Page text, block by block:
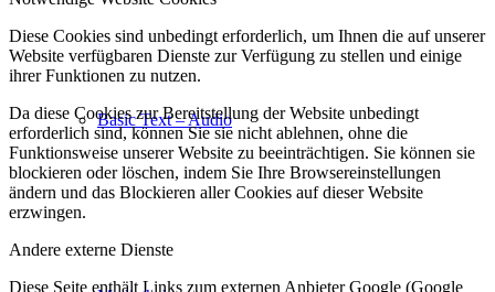
Basic Text – Audio
Diese Cookies sind unbedingt erforderlich, um Ihnen die auf unserer
Website verfügbaren Dienste zur Verfügung zu stellen und einige
ihrer Funktionen zu nutzen.
Da diese Cookies zur Bereitstellung der Website unbedingt
erforderlich sind, können Sie sie nicht ablehnen, ohne die
Funktionsweise unserer Website zu beeinträchtigen. Sie können sie
blockieren oder löschen, indem Sie Ihre Browsereinstellungen
ändern und das Blockieren aller Cookies auf dieser Website
erzwingen.
Andere externe Dienste
Diese Seite enthält Links zum externen Anbieter Google (Google